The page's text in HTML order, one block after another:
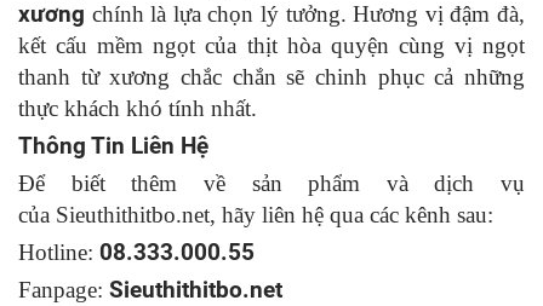
xương chính là lựa chọn lý tưởng. Hương vị đậm đà,
kết cấu mềm ngọt của thịt hòa quyện cùng vị ngọt
thanh từ xương chắc chắn sẽ chinh phục cả những
thực khách khó tính nhất.
Thông Tin Liên Hệ
Để biết thêm về sản phẩm và dịch vụ
của Sieuthithitbo.net, hãy liên hệ qua các kênh sau:
Hotline: 08.333.000.55
Fanpage: Sieuthithitbo.net